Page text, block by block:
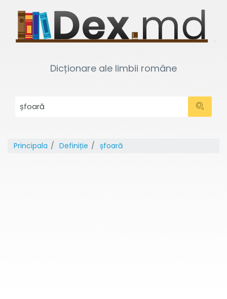
Dicționare ale limbii române
Principala Definiție șfoară